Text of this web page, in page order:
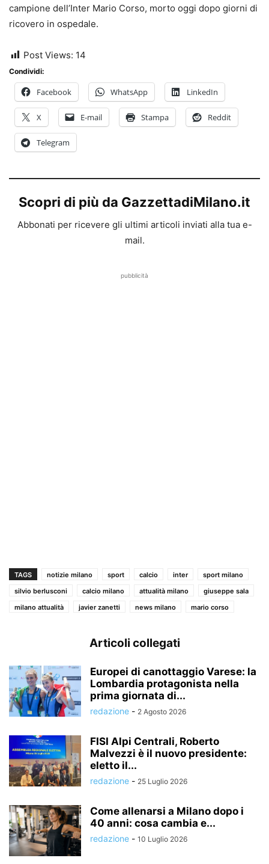
campione dell’Inter Mario Corso, morto oggi dopo giorni di
ricovero in ospedale.
Post Views: 14
Condividi:
Facebook WhatsApp LinkedIn
X E-mail Stampa Reddit
Telegram
Scopri di più da GazzettadiMilano.it
Abbonati per ricevere gli ultimi articoli inviati alla tua e-
mail.
pubblicità
TAGS notizie milano sport calcio inter
sport milano
silvio berlusconi
calcio milano attualità milano
giuseppe sala
milano attualità
javier zanetti news milano mario corso
Articoli collegati
Europei di canottaggio Varese: la
Lombardia protagonista nella
prima giornata di...
redazione - 2 Agosto 2026
FISI Alpi Centrali, Roberto
Malvezzi è il nuovo presidente:
eletto il...
redazione - 25 Luglio 2026
Come allenarsi a Milano dopo i
40 anni: cosa cambia e...
redazione - 10 Luglio 2026